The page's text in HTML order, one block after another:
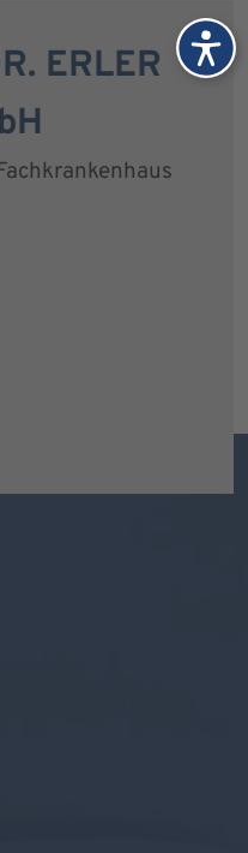
ERLER